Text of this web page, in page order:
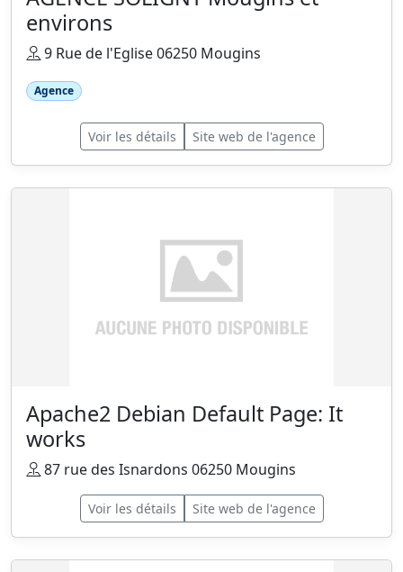
environs
9 Rue de l'Eglise 06250 Mougins
Agence
Voir les détails Site web de l'agence
Apache2 Debian Default Page: It
works
87 rue des Isnardons 06250 Mougins
Voir les détails Site web de l'agence